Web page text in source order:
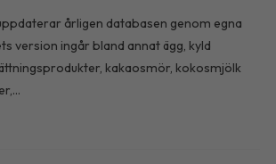
årligen databasen genom egna
version ingår bland annat ägg, kyld
kakaosmör, kokosmjölk